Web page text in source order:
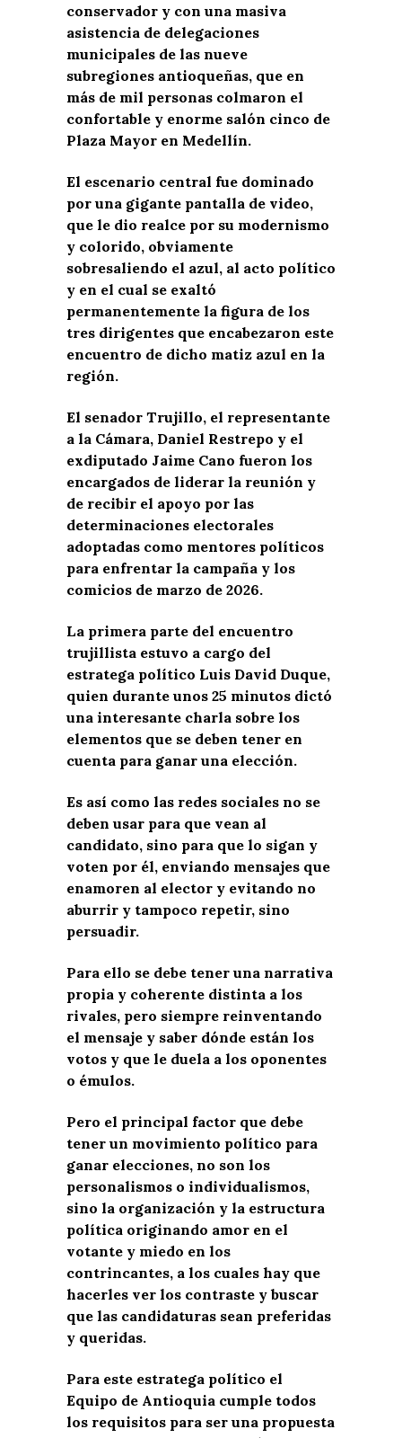
conservador y con una masiva
asistencia de delegaciones
municipales de las nueve
subregiones antioqueñas, que en
más de mil personas colmaron el
confortable y enorme salón cinco de
Plaza Mayor en Medellín.
El escenario central fue dominado
por una gigante pantalla de video,
que le dio realce por su modernismo
y colorido, obviamente
sobresaliendo el azul, al acto político
y en el cual se exaltó
permanentemente la figura de los
tres dirigentes que encabezaron este
encuentro de dicho matiz azul en la
región.
El senador Trujillo, el representante
a la Cámara, Daniel Restrepo y el
exdiputado Jaime Cano fueron los
encargados de liderar la reunión y
de recibir el apoyo por las
determinaciones electorales
adoptadas como mentores políticos
para enfrentar la campaña y los
comicios de marzo de 2026.
La primera parte del encuentro
trujillista estuvo a cargo del
estratega político Luis David Duque,
quien durante unos 25 minutos dictó
una interesante charla sobre los
elementos que se deben tener en
cuenta para ganar una elección.
Es así como las redes sociales no se
deben usar para que vean al
candidato, sino para que lo sigan y
voten por él, enviando mensajes que
enamoren al elector y evitando no
aburrir y tampoco repetir, sino
persuadir.
Para ello se debe tener una narrativa
propia y coherente distinta a los
rivales, pero siempre reinventando
el mensaje y saber dónde están los
votos y que le duela a los oponentes
o émulos.
Pero el principal factor que debe
tener un movimiento político para
ganar elecciones, no son los
personalismos o individualismos,
sino la organización y la estructura
política originando amor en el
votante y miedo en los
contrincantes, a los cuales hay que
hacerles ver los contraste y buscar
que las candidaturas sean preferidas
y queridas.
Para este estratega político el
Equipo de Antioquia cumple todos
los requisitos para ser una propuesta